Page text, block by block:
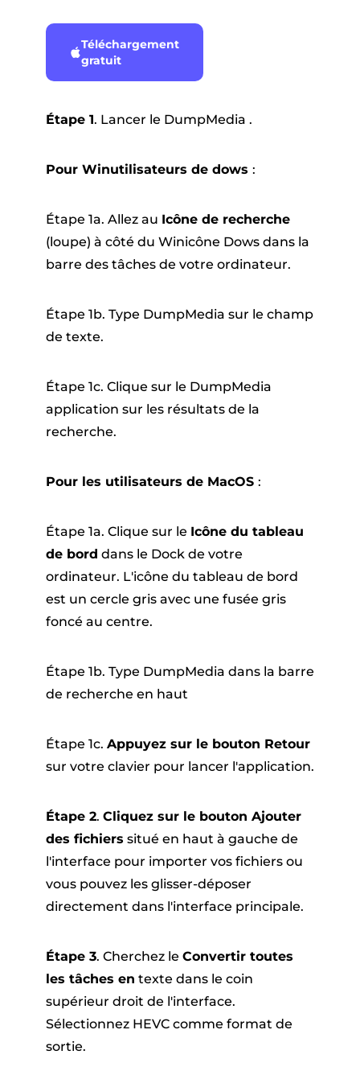
Téléchargement
gratuit
Étape 1. Lancer le DumpMedia .
Pour Winutilisateurs de dows :
Étape 1a. Allez au Icône de recherche
(loupe) à côté du Winicône Dows dans la
barre des tâches de votre ordinateur.
Étape 1b. Type DumpMedia sur le champ
de texte.
Étape 1c. Clique sur le DumpMedia
application sur les résultats de la
recherche.
Pour les utilisateurs de MacOS :
Étape 1a. Clique sur le Icône du tableau
de bord dans le Dock de votre
ordinateur. L'icône du tableau de bord
est un cercle gris avec une fusée gris
foncé au centre.
Étape 1b. Type DumpMedia dans la barre
de recherche en haut
Étape 1c. Appuyez sur le bouton Retour
sur votre clavier pour lancer l'application.
Étape 2. Cliquez sur le bouton Ajouter
des fichiers situé en haut à gauche de
l'interface pour importer vos fichiers ou
vous pouvez les glisser-déposer
directement dans l'interface principale.
Étape 3. Cherchez le Convertir toutes
les tâches en texte dans le coin
supérieur droit de l'interface.
Sélectionnez HEVC comme format de
sortie.